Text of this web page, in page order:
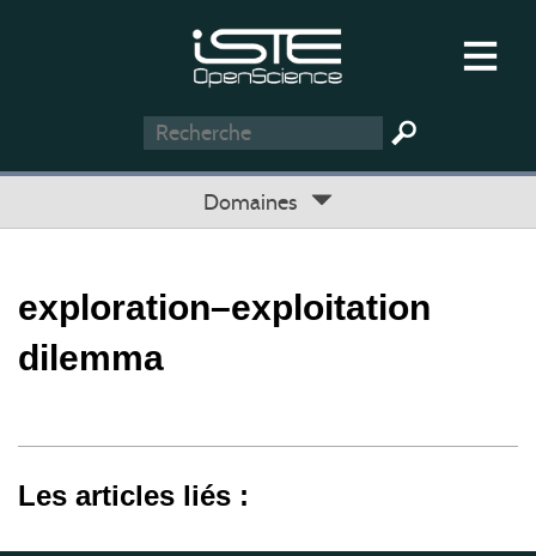
Domaines
exploration–exploitation
dilemma
Les articles liés :